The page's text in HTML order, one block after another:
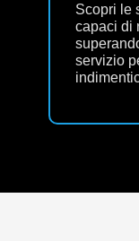
Scopri le
capaci di
servizio